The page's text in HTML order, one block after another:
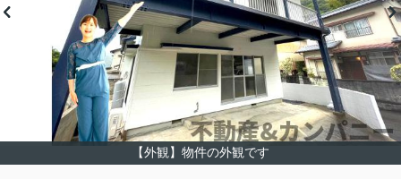
【外観】物件の外観です